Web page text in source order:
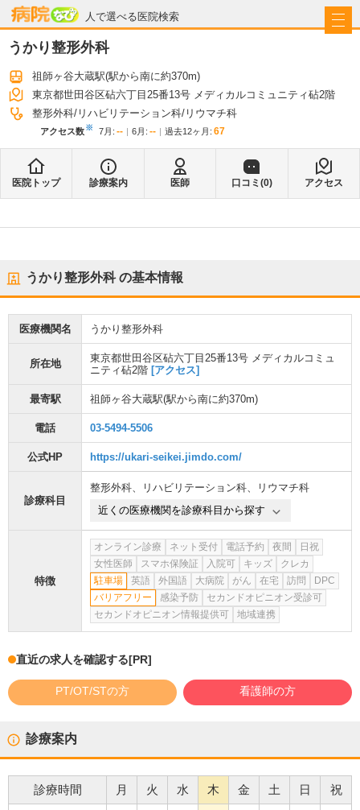
人で選べる医院検索
病院なび
うかり整形外科
祖師ヶ谷大蔵駅(駅から南に約370m)
東京都世田谷区砧六丁目25番13号 メディカルコミュニティ砧2階
整形外科 リハビリテーション科 リウマチ科
アクセス数※ 7月 : -- 6月 : -- 過去12ヶ月: 67
医院トップ 診療案内 医師 口コミ(0) アクセス
うかり整形外科の基本情報
医療機関名 うかり整形外科
所在地
東京都世田谷区砧六丁目25番13号 メディカルコミュ
ニティ砧2階 [アクセス]
最寄駅 祖師ヶ谷大蔵駅(駅から南に約370m)
電話 03-5494-5506
公式HP https://ukari-seikei.jimdo.com/
診療科目
整形外科、 リハビリテーション科、
リウマチ科
近くの医療機関を診療科目から探す
特徴
オンライン診療 ネット受付 電話予約 夜間
日祝
女性医師
スマホ保険証 入院可 キッズ
クレカ
駐車場
英語 外国語 大病院 がん 在宅 訪問
DPC
バリアフリー
感染予防
セカンドオピニオン受診可
セカンドオピニオン情報提供可
地域連携
直近の求人を確認する[PR]
PT/OT/STの方 看護師の方
診療案内
診療時間 月 火 水 木 金 土 日 祝